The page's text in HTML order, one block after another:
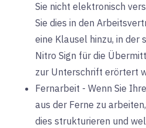
Sie nicht elektronisch
Sie dies in den
eine Klausel hinzu, in der
Nitro Sign für die
zur Unterschrift erörtert
Fernarbeit - Wenn Sie
aus der Ferne zu
dies strukturieren und